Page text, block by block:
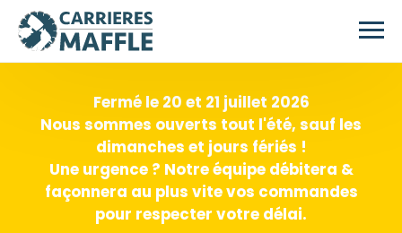
Passer au contenu principal
Fermé le 20 et 21 juillet 2026
Nous sommes ouverts tout l'été, sauf les
dimanches et jours fériés !
Une urgence ? Notre équipe débitera &
façonnera au plus vite vos commandes
pour respecter votre délai.